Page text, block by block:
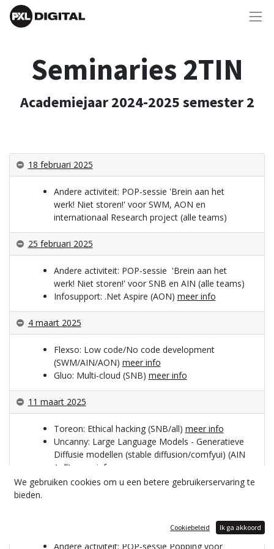
Seminaries 2TIN
Academiejaar 2024-2025 semester 2
18 februari 2025
Andere activiteit: POP-sessie 'Brein aan het
werk! Niet storen!' voor SWM, AON en
internationaal Research project (alle teams)
25 februari 2025
Andere activiteit: POP-sessie 'Brein aan het
werk! Niet storen!' voor SNB en AIN (alle teams)
Infosupport: .Net Aspire (AON) meer info
4 maart 2025
Flexso: Low code/No code development
(SWM/AIN/AON) meer info
Gluo: Multi-cloud (SNB) meer info
11 maart 2025
Toreon: Ethical hacking (SNB/all) meer info
Uncanny: Large Language Models - Generatieve
Diffusie modellen (stable diffusion/comfyui) (AIN
/ all)
meer info
Nine Yards: User story mapping, hoe komen we
Andere activiteit: POP-sessie Popping voor
We gebruiken cookies om u een betere gebruikerservaring te
bieden.
Cookiebeleid Ik ga akkoord